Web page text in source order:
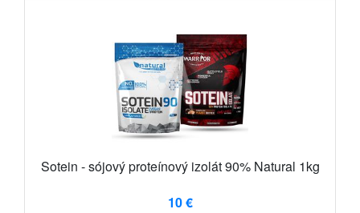
Sotein - sójový proteínový izolát 90% Natural 1kg
10 €